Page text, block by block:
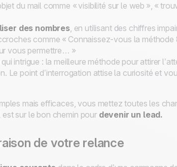
du mail comme « visibilité sur le web », «
des nombres, en utilisant des chiffres
comme « Connaissez-vous la méthode
vous permettre… »
qui intrigue : la meilleure méthode pour attirer
Le point d’interrogation attise la curiosité et
mais efficaces, vous mettez toutes les
sur le bon chemin pour devenir un lead.
de votre relance